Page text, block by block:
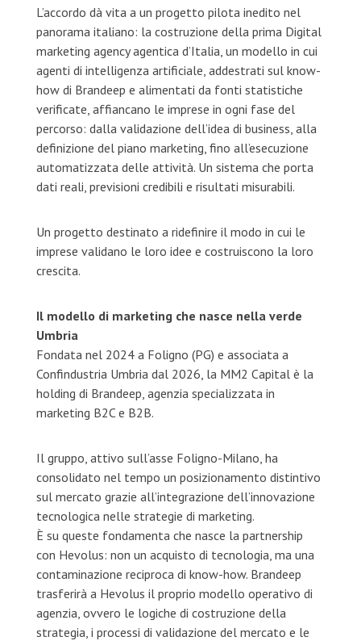
L’accordo dà vita a un progetto pilota inedito nel
panorama italiano: la costruzione della prima Digital
marketing agency agentica d’Italia, un modello in cui
agenti di intelligenza artificiale, addestrati sul know-
how di Brandeep e alimentati da fonti statistiche
verificate, affiancano le imprese in ogni fase del
percorso: dalla validazione dell’idea di business, alla
definizione del piano marketing, fino all’esecuzione
automatizzata delle attività. Un sistema che porta
dati reali, previsioni credibili e risultati misurabili.
Un progetto destinato a ridefinire il modo in cui le
imprese validano le loro idee e costruiscono la loro
crescita.
Il modello di marketing che nasce nella verde
Umbria
Fondata nel 2024 a Foligno (PG) e associata a
Confindustria Umbria dal 2026, la MM2 Capital è la
holding di Brandeep, agenzia specializzata in
marketing B2C e B2B.
Il gruppo, attivo sull’asse Foligno-Milano, ha
consolidato nel tempo un posizionamento distintivo
sul mercato grazie all’integrazione dell’innovazione
tecnologica nelle strategie di marketing.
È su queste fondamenta che nasce la partnership
con Hevolus: non un acquisto di tecnologia, ma una
contaminazione reciproca di know-how. Brandeep
trasferirà a Hevolus il proprio modello operativo di
agenzia, ovvero le logiche di costruzione della
strategia, i processi di validazione del mercato e le